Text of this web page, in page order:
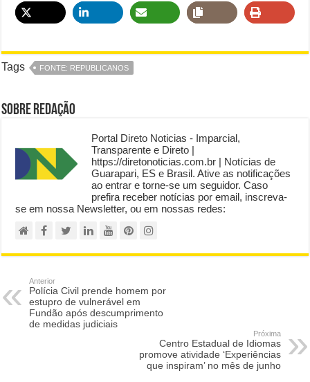
Tags FONTE: REPUBLICANOS
Sobre Redação
Portal Direto Noticias - Imparcial,
Transparente e Direto |
https://diretonoticias.com.br | Notícias de
Guarapari, ES e Brasil. Ative as notificações
ao entrar e torne-se um seguidor. Caso
prefira receber notícias por email, inscreva-
se em nossa Newsletter, ou em nossas redes:
Anterior
Polícia Civil prende homem por
estupro de vulnerável em
Fundão após descumprimento
de medidas judiciais
Próxima
Centro Estadual de Idiomas
promove atividade ‘Experiências
que inspiram’ no mês de junho